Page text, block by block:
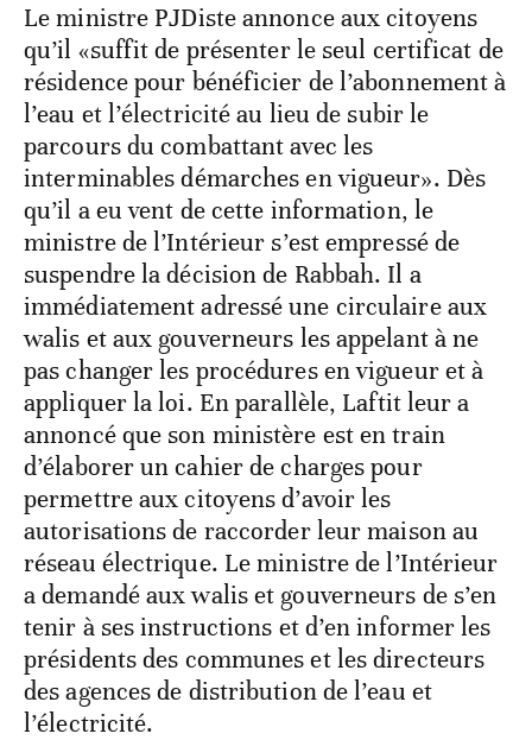
Le ministre PJDiste annonce aux citoyens
qu’il «suffit de présenter le seul certificat de
résidence pour bénéficier de l’abonnement à
l’eau et l’électricité au lieu de subir le
parcours du combattant avec les
interminables démarches en vigueur». Dès
qu’il a eu vent de cette information, le
ministre de l’Intérieur s’est empressé de
suspendre la décision de Rabbah. Il a
immédiatement adressé une circulaire aux
walis et aux gouverneurs les appelant à ne
pas changer les procédures en vigueur et à
appliquer la loi. En parallèle, Laftit leur a
annoncé que son ministère est en train
d’élaborer un cahier de charges pour
permettre aux citoyens d’avoir les
autorisations de raccorder leur maison au
réseau électrique. Le ministre de l’Intérieur
a demandé aux walis et gouverneurs de s’en
tenir à ses instructions et d’en informer les
présidents des communes et les directeurs
des agences de distribution de l’eau et
l’électricité.